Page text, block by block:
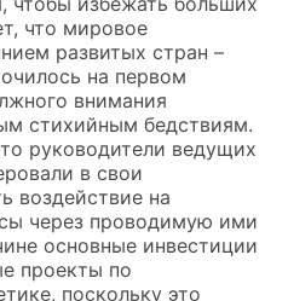
что мировое
развитых стран –
на первом
внимания
стихийным бедствиям.
руководители ведущих
в свои
воздействие на
через проводимую ими
основные инвестиции
проекты по
поскольку это